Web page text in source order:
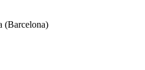
(Barcelona)